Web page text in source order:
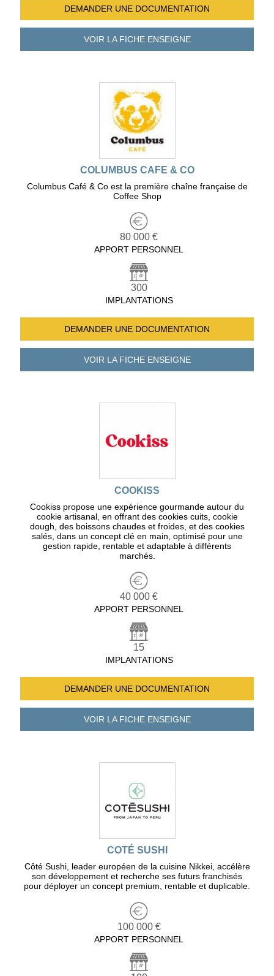
DEMANDER UNE DOCUMENTATION
VOIR LA FICHEENSEIGNE
COLUMBUS CAFE & CO
Columbus Café & Co est la première chaîne française de
Coffee Shop
80 000 €
APPORT PERSONNEL
300
IMPLANTATIONS
DEMANDER UNE DOCUMENTATION
VOIR LA FICHEENSEIGNE
COOKISS
Cookiss propose une expérience gourmande autour du
cookie artisanal, en offrant des cookies cuits, cookie
dough, des boissons chaudes et froides, et des cookies
salés, dans un concept clé en main, optimisé pour une
gestion rapide, rentable et adaptable à différents
marchés.
40 000 €
APPORT PERSONNEL
15
IMPLANTATIONS
DEMANDER UNE DOCUMENTATION
VOIR LA FICHEENSEIGNE
COTÉ SUSHI
Côté Sushi, leader européen de la cuisine Nikkei, accélère
son développement et recherche ses futurs franchisés
pour déployer un concept premium, rentable et duplicable.
100 000 €
APPORT PERSONNEL